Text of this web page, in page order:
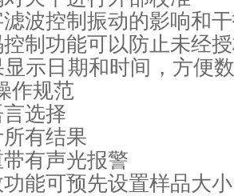
滤波控制振动的影响和
控制功能可以防止未经
显示日期和时间，方便
作规范
言选择
有结果
带有声光报警
功能可预先设置样品大小